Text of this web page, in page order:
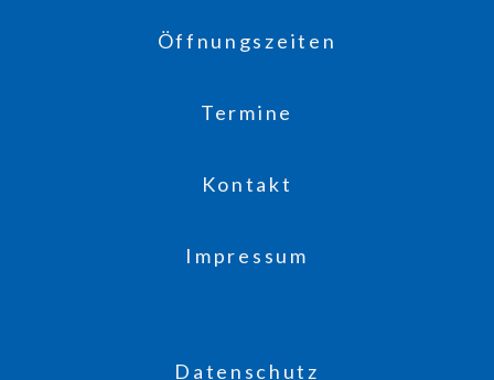
Öffnungszeiten
Termine
Kontakt
Impressum
Datenschutz